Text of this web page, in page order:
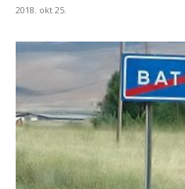
2018. okt 25.